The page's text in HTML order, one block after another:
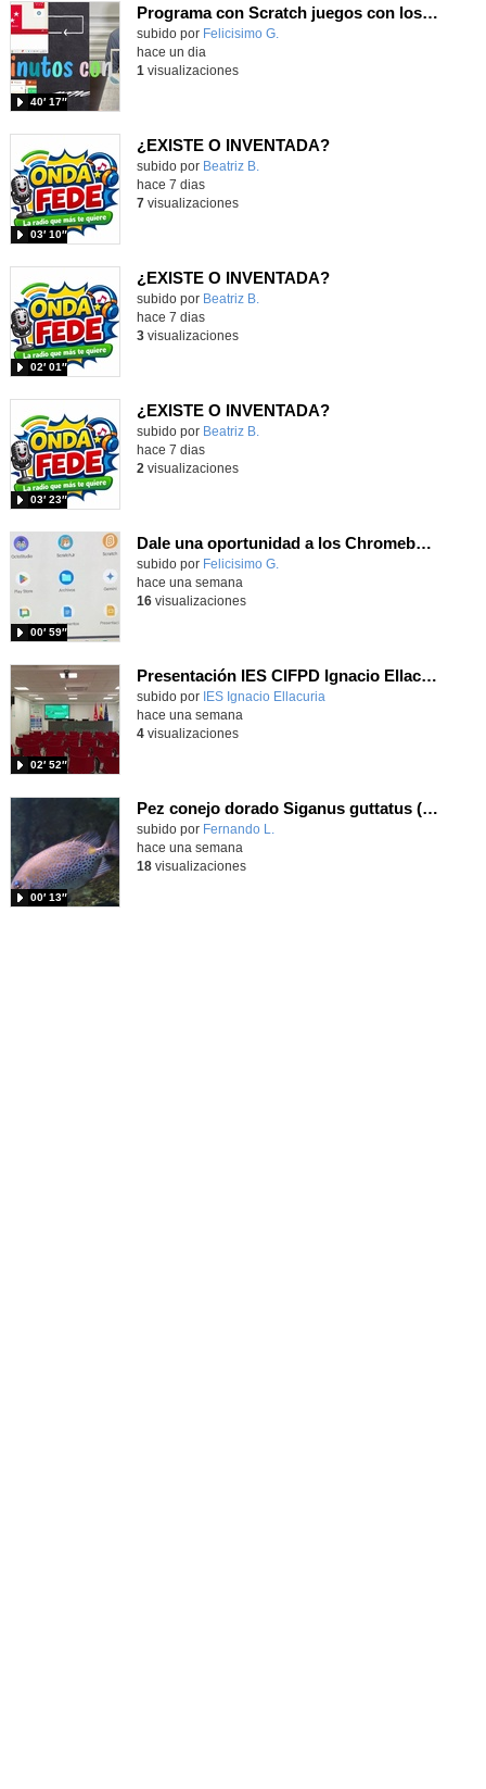
Programa con Scratch juegos con los partidos del mundial 2026 ganados por España
Contenido educativo.
subido por Felicisimo G.
40′ 17″
hace un dia
1 visualizaciones
¿EXISTE O INVENTADA?
Contenido educativo.
subido por Beatriz B.
03′ 10″
hace 7 dias
7visualizaciones
¿EXISTE O INVENTADA?
Contenido educativo.
subido por Beatriz B.
02′ 01″
hace 7 dias
3visualizaciones
¿EXISTE O INVENTADA?
Contenido educativo.
subido por Beatriz B.
03′ 23″
hace 7 dias
2 visualizaciones
Dale una oportunidad a los Chromebooks y utiliza un proyector para realizar talleres si no tienes pantallas táctiles
Contenido educativo.
subido por Felicisimo G.
00′ 59″
hace una semana
16visualizaciones
Presentación IES CIFPD Ignacio Ellacuría
Contenido educativo.
subido por IES Ignacio Ellacuria
02′ 52″
hace una semana
4visualizaciones
Pez conejo dorado Siganus guttatus (Bloch, 1786)
Contenido educativo.
subido por Fernando L.
00′ 13″
hace una semana
18visualizaciones